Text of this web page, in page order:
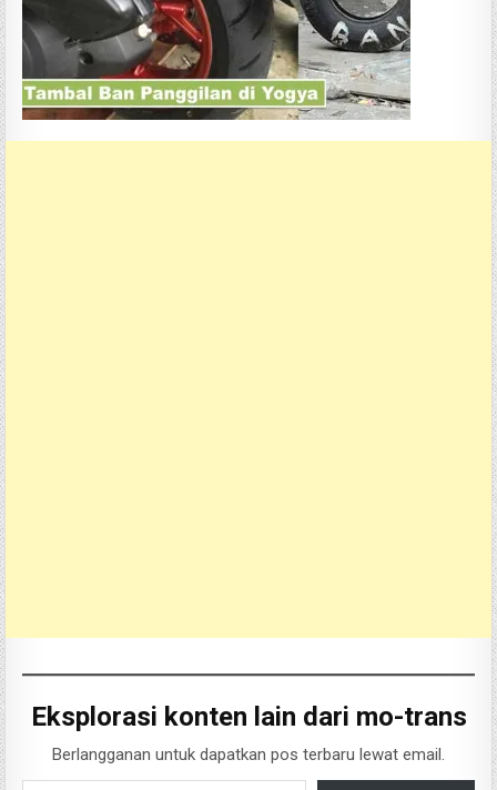
Eksplorasi konten lain dari mo-trans
Berlangganan untuk dapatkan pos terbaru lewat email.
Ketikkan email Anda...